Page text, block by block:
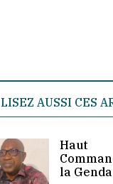
LISEZ AUSSI CES
Haut
la